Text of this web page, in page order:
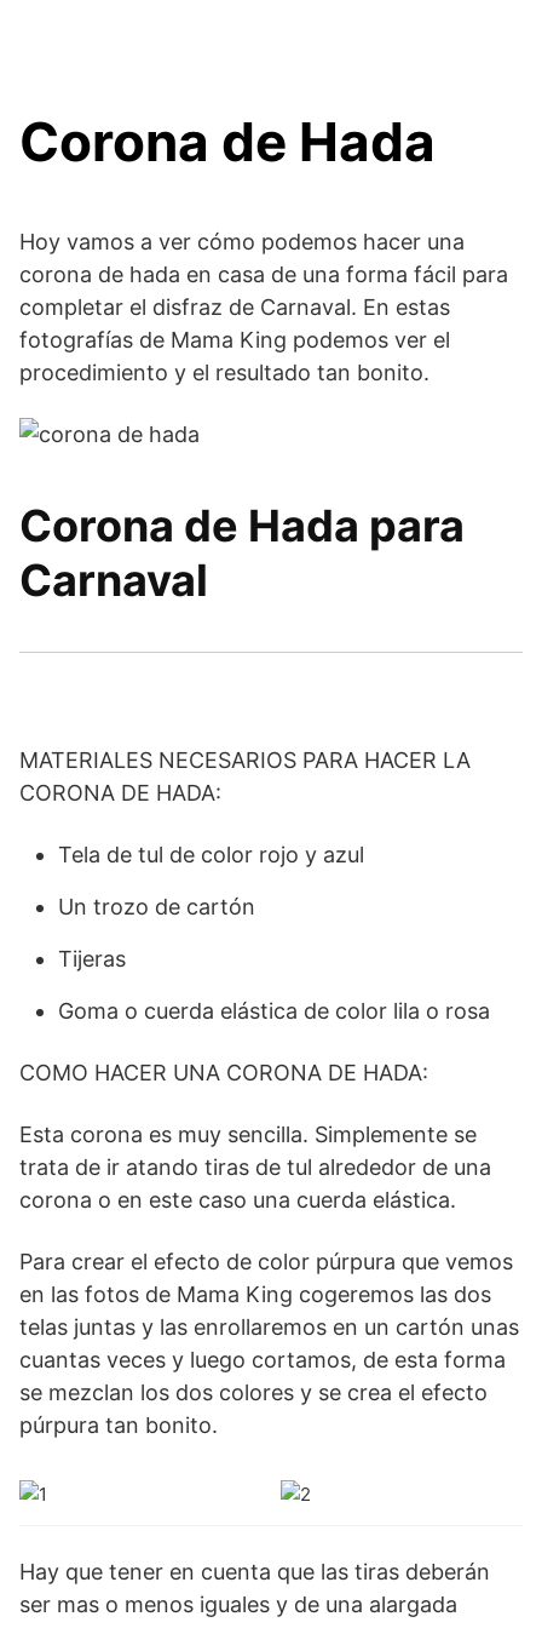
Corona de Hada
Hoy vamos a ver cómo podemos hacer una
corona de hada en casa de una forma fácil para
completar el disfraz de Carnaval. En estas
fotografías de Mama King podemos ver el
procedimiento y el resultado tan bonito.
Corona de Hada para
Carnaval
MATERIALES NECESARIOS PARA HACER LA
CORONA DE HADA:
Tela de tul de color rojo y azul
Un trozo de cartón
Tijeras
Goma o cuerda elástica de color lila o rosa
COMO HACER UNA CORONA DE HADA:
Esta corona es muy sencilla. Simplemente se
trata de ir atando tiras de tul alrededor de una
corona o en este caso una cuerda elástica.
Para crear el efecto de color púrpura que vemos
en las fotos de Mama King cogeremos las dos
telas juntas y las enrollaremos en un cartón unas
cuantas veces y luego cortamos, de esta forma
se mezclan los dos colores y se crea el efecto
púrpura tan bonito.
Hay que tener en cuenta que las tiras deberán
ser mas o menos iguales y de una alargada